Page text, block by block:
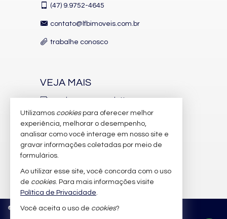
(47) 9.9752-4645
contato@lfbimoveis.com.br
trabalhe conosco
VEJA MAIS
receba nosso newsletter
indicadores financeiros
cadastre seu imóvel
imóveis favoritos
mapa de imóveis
© 2026 CRECI/SC 6.388-J Política de Privacidade
Utilizamos cookiespara oferecer melhor
experiência, melhorar o desempenho,
analisar como você interage em nosso site e
gravar informações coletadas por meio de
formulários.
Ao utilizar esse site, você concorda com o uso
de cookies. Para mais informações visite
Política de Privacidade.
Você aceita o uso de cookies?